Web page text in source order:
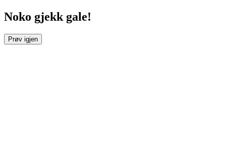
Noko gjekk gale!
Prøv igjen